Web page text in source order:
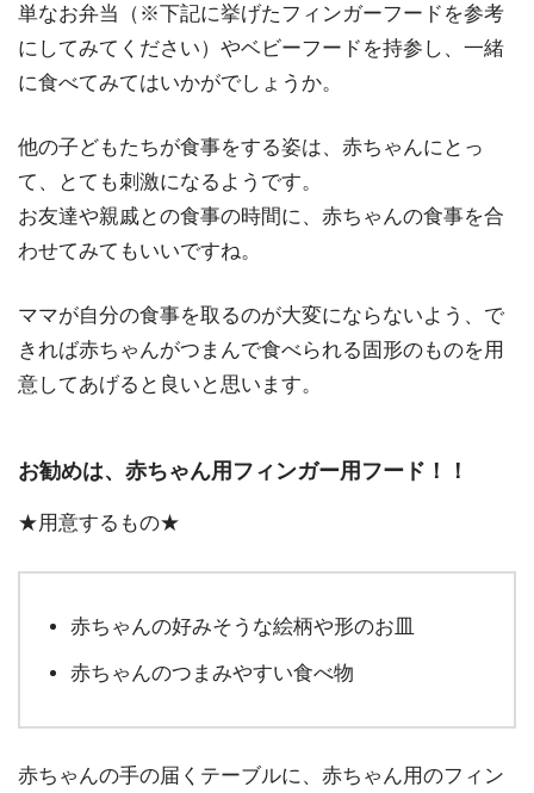
単なお弁当（※下記に挙げたフィンガーフードを参考
にしてみてください）やベビーフードを持参し、一緒
に食べてみてはいかがでしょうか。
他の子どもたちが食事をする姿は、赤ちゃんにとっ
て、とても刺激になるようです。
お友達や親戚との食事の時間に、赤ちゃんの食事を合
わせてみてもいいですね。
ママが自分の食事を取るのが大変にならないよう、で
きれば赤ちゃんがつまんで食べられる固形のものを用
意してあげると良いと思います。
お勧めは、赤ちゃん用フィンガー用フード！！
★用意するもの★
赤ちゃんの好みそうな絵柄や形のお皿
赤ちゃんのつまみやすい食べ物
赤ちゃんの手の届くテーブルに、赤ちゃん用のフィン